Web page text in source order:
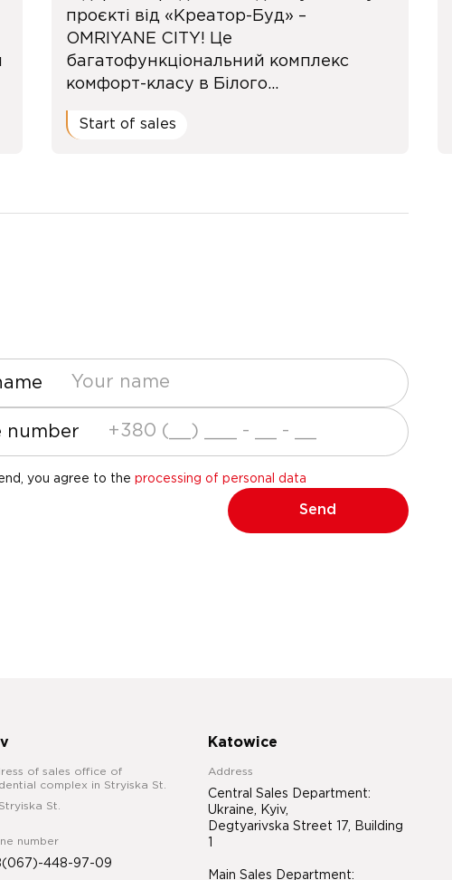
проєкті від «Креатор-Буд» –
OMRIYANE CITY! Це
багатофункціональний комплекс
комфорт-класу в Білого...
Start of sales
number
you agree to the processing of personal data
Send
of sales office of
complex in Stryiska St.
Stryiska St.
number
448-97-09
Katowice
Address
Central Sales Department:
Ukraine, Kyiv,
Degtyarivska Street 17, Building
Main Sales Department: